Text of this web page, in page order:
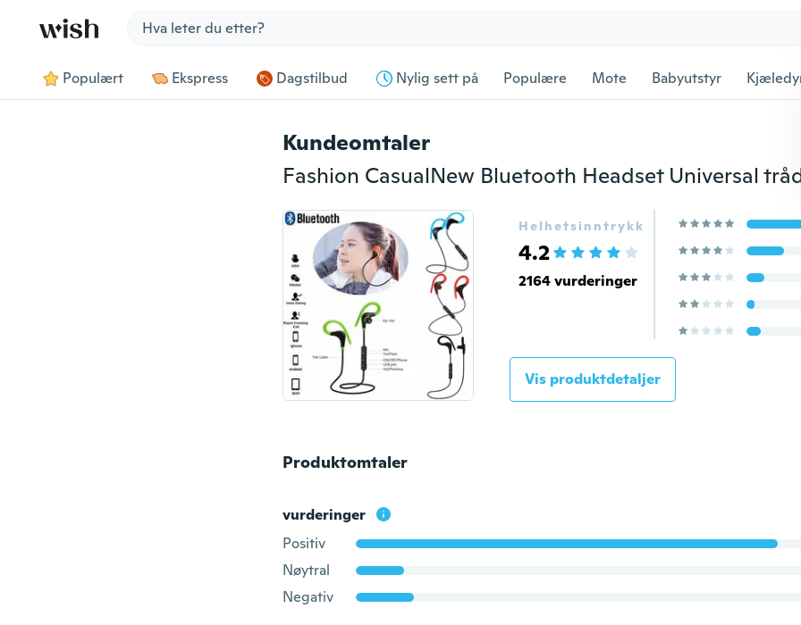
Populært Ekspress Dagstilbud Nylig sett på Populære Mote Babyutstyr
Kundeomtaler
Helhetsinntrykk
4.2
2164 vurderinger
Vis produktdetaljer
Produktomtaler
vurderinger
Positiv
Nøytral
Negativ